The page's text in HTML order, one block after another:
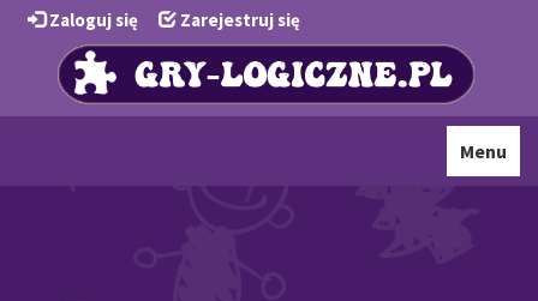
Zaloguj się Zarejestruj się
Toggle
Menu